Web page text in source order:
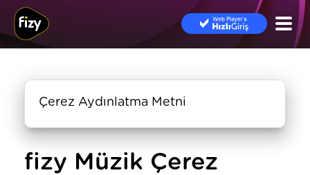
Çerez Aydınlatma Metni
fizy Müzik Çerez